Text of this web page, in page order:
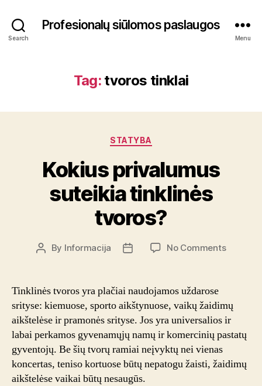
Search
Profesionalų siūlomos paslaugos
Menu
Tag: tvoros tinklai
Categories
STATYBA
Kokius privalumus
suteikia tinklinės
tvoros?
Post
By Informacija
Post
No Commentson
tvoros?
Tinklinės tvoros yra plačiai naudojamos uždarose
srityse: kiemuose, sporto aikštynuose, vaikų žaidimų
aikštelėse ir pramonės srityse. Jos yra universalios ir
labai perkamos gyvenamųjų namų ir komercinių pastatų
gyventojų. Be šių tvorų ramiai neįvyktų nei vienas
koncertas, teniso kortuose būtų nepatogu žaisti, žaidimų
aikštelėse vaikai būtų nesaugūs.